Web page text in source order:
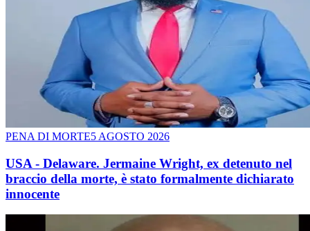
PENA DI MORTE5 AGOSTO 2026
USA - Delaware. Jermaine Wright, ex detenuto nel
braccio della morte, è stato formalmente dichiarato
innocente